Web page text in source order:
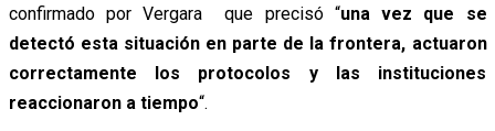
confirmado por Vergara que precisó “una vez que se
detectó esta situación en parte de la frontera, actuaron
correctamente los protocolos y las instituciones
reaccionaron a tiempo“.